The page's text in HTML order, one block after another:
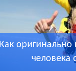
Как оригинально
человека